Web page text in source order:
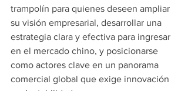
trampolín para quienes deseen ampliar
su visión empresarial, desarrollar una
estrategia clara y efectiva para ingresar
en el mercado chino, y posicionarse
como actores clave en un panorama
comercial global que exige innovación